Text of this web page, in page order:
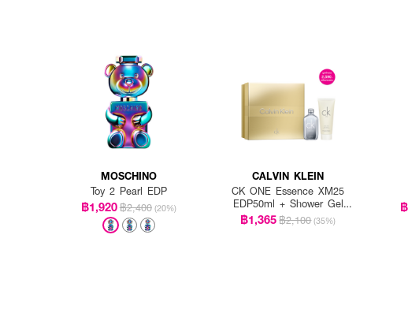
MOSCHINO
Toy 2 Pearl EDP
฿1,920฿2,400 (20%)
CALVIN KLEIN
CK ONE Essence XM25
EDP50ml + Shower Gel
100ml
฿1,365฿2,100 (35%)